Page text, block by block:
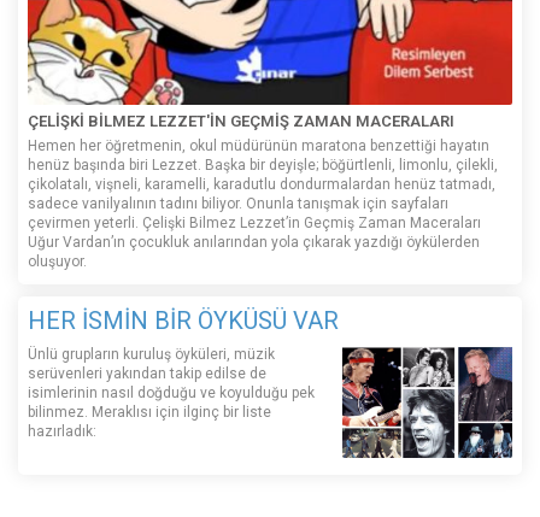
ÇELİŞKİ BİLMEZ LEZZET'İN GEÇMİŞ ZAMAN MACERALARI
Hemen her öğretmenin, okul müdürünün maratona benzettiği hayatın
henüz başında biri Lezzet. Başka bir deyişle; böğürtlenli, limonlu, çilekli,
çikolatalı, vişneli, karamelli, karadutlu dondurmalardan henüz tatmadı,
sadece vanilyalının tadını biliyor. Onunla tanışmak için sayfaları
çevirmen yeterli. Çelişki Bilmez Lezzet’in Geçmiş Zaman Maceraları
Uğur Vardan’ın çocukluk anılarından yola çıkarak yazdığı öykülerden
oluşuyor.
HER İSMİN BİR ÖYKÜSÜ VAR
Ünlü grupların kuruluş öyküleri, müzik
serüvenleri yakından takip edilse de
isimlerinin nasıl doğduğu ve koyulduğu pek
bilinmez. Meraklısı için ilginç bir liste
hazırladık: